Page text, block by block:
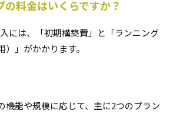
の料金はいくらですか？
には、「初期構築費」と「ランニング
）」がかかります。
機能や規模に応じて、主に2つのプラン